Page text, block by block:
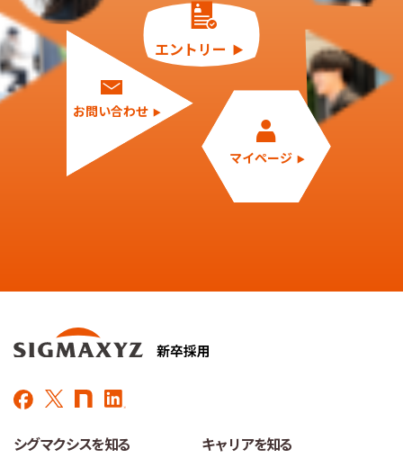
エントリー
お問い合わせ
マイページ
シグマクシスを知る キャリアを知る